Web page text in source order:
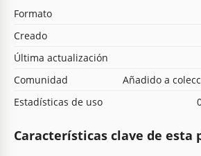
Formato
Creado
Última actualización
Comunidad
Añadido a
Estadísticas de uso
Características clave de esta